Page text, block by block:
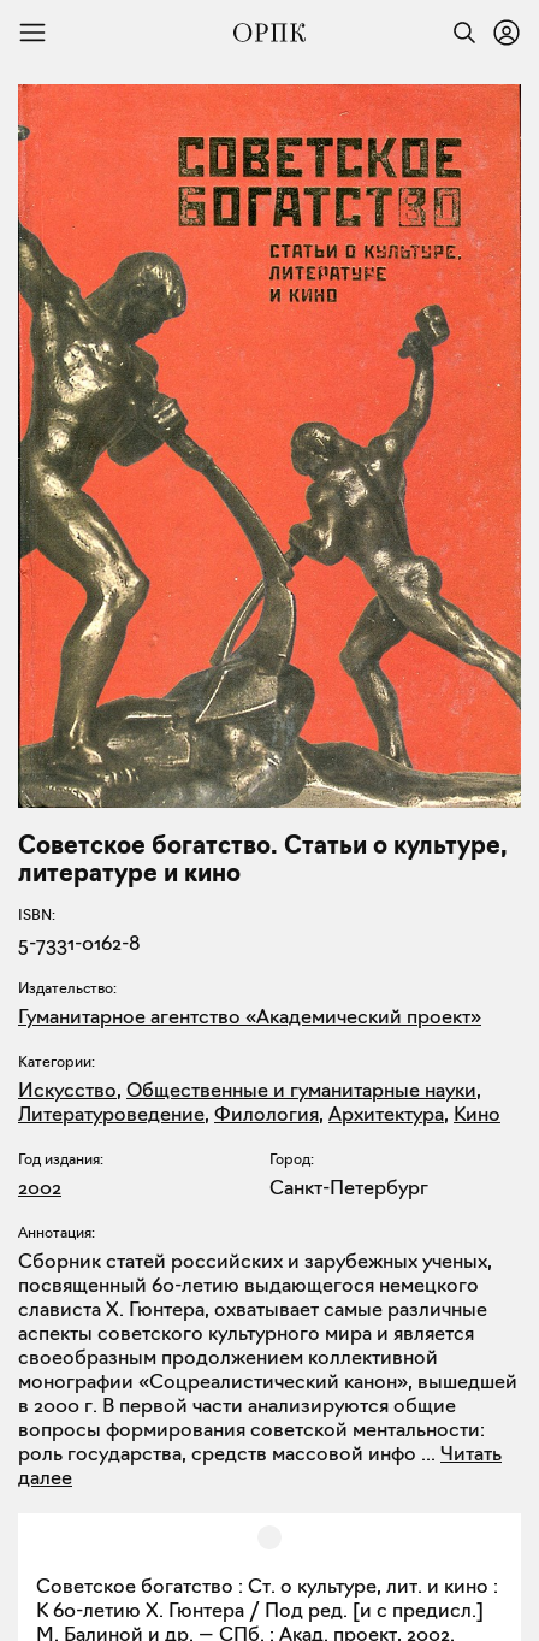
Советское богатство. Статьи о культуре,
литературе и кино
ISBN:
5-7331-0162-8
Издательство:
Гуманитарное агентство «Академический проект»
Категории:
Искусство, Общественные и гуманитарные науки,
Литературоведение, Филология, Архитектура, Кино
Год издания:
2002
Город:
Санкт-Петербург
Аннотация:
Сборник статей российских и зарубежных ученых,
посвященный 60-летию выдающегося немецкого
слависта X. Гюнтера, охватывает самые различные
аспекты советского культурного мира и является
своеобразным продолжением коллективной
монографии «Соцреалистический канон», вышедшей
в 2000 г. В первой части анализируются общие
вопросы формирования советской ментальности:
роль государства, средств массовой инфо ... Читать
далее
Советское богатство : Ст. о культуре, лит. и кино :
К 60-летию Х. Гюнтера / Под ред. [и с предисл.]
М. Балиной и др. — СПб. : Акад. проект, 2002.